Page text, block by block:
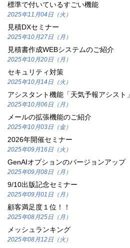
標準で付いているすごい機能
2025年11月04日（火）
見積DXセミナー
2025年10月27日（月）
見積書作成WEBシステムのご紹介
2025年10月20日（月）
セキュリティ対策
2025年10月14日（火）
アシスタント機能「天気予報アシスト」
2025年10月06日（月）
メールの拡張機能のご紹介
2025年10月03日（金）
2026年開催セミナー
2025年09月16日（火）
GenAIオプションのバージョンアップ
2025年09月08日（月）
9/10出版記念セミナー
2025年09月01日（月）
顧客満足度１位！！
2025年08月25日（月）
メッシュランキング
2025年08月12日（火）